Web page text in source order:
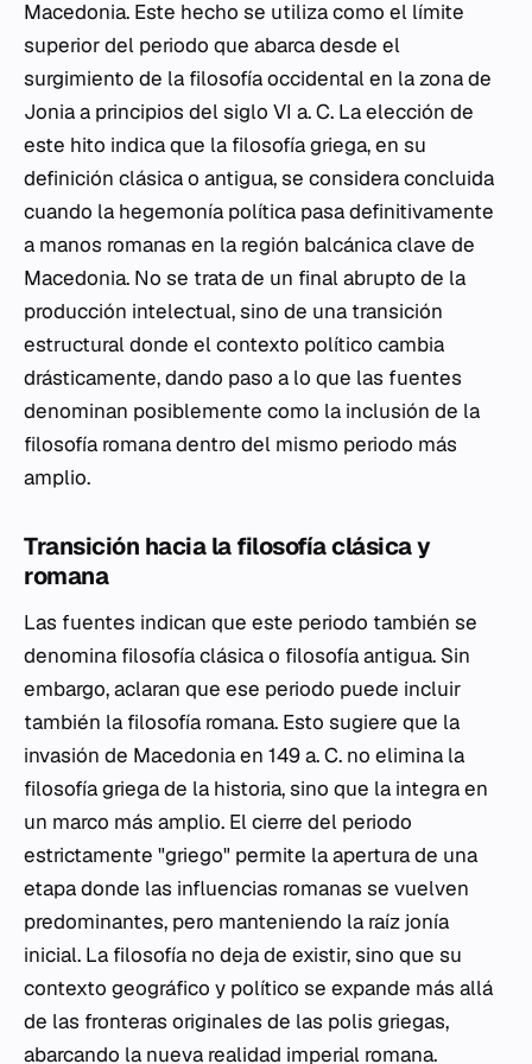
Macedonia. Este hecho se utiliza como el límite
superior del periodo que abarca desde el
surgimiento de la filosofía occidental en la zona de
Jonia a principios del siglo VI a. C. La elección de
este hito indica que la filosofía griega, en su
definición clásica o antigua, se considera concluida
cuando la hegemonía política pasa definitivamente
a manos romanas en la región balcánica clave de
Macedonia. No se trata de un final abrupto de la
producción intelectual, sino de una transición
estructural donde el contexto político cambia
drásticamente, dando paso a lo que las fuentes
denominan posiblemente como la inclusión de la
filosofía romana dentro del mismo periodo más
amplio.
Transición hacia la filosofía clásica y
romana
Las fuentes indican que este periodo también se
denomina filosofía clásica o filosofía antigua. Sin
embargo, aclaran que ese periodo puede incluir
también la filosofía romana. Esto sugiere que la
invasión de Macedonia en 149 a. C. no elimina la
filosofía griega de la historia, sino que la integra en
un marco más amplio. El cierre del periodo
estrictamente "griego" permite la apertura de una
etapa donde las influencias romanas se vuelven
predominantes, pero manteniendo la raíz jonía
inicial. La filosofía no deja de existir, sino que su
contexto geográfico y político se expande más allá
de las fronteras originales de las polis griegas,
abarcando la nueva realidad imperial romana.